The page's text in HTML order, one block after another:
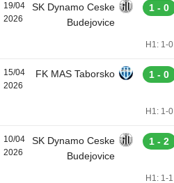
19/04
2026
SK Dynamo Ceske
Budejovice
1 - 0
H1: 1-0
15/04
2026
FK MAS Taborsko 1 - 0
H1: 1-0
10/04
2026
SK Dynamo Ceske
Budejovice
1 - 2
H1: 1-1